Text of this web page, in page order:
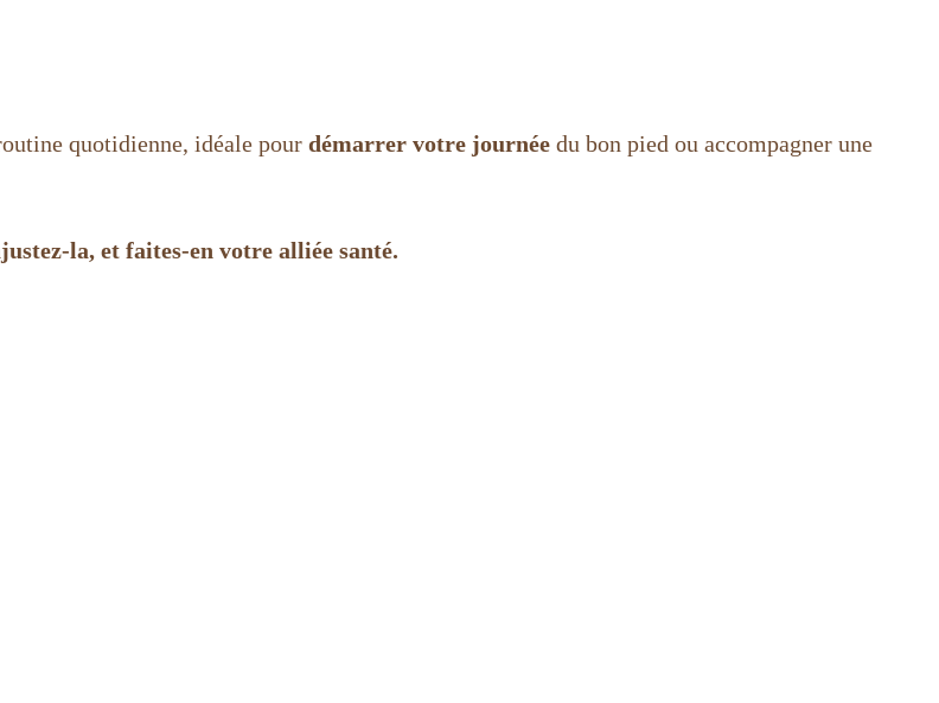
quotidienne, idéale pour démarrer votre journée du bon pied ou accompagner une
la, et faites-en votre alliée santé.